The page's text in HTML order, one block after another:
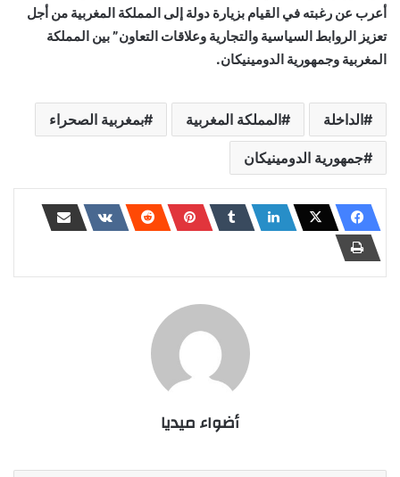
أعرب عن رغبته في القيام بزيارة دولة إلى المملكة المغربية من أجل
تعزيز الروابط السياسية والتجارية وعلاقات التعاون” بين المملكة
المغربية وجمهورية الدومينيكان.
الداخلة المملكة المغربية بمغربية الصحراء
جمهورية الدومينيكان
أضواء ميديا